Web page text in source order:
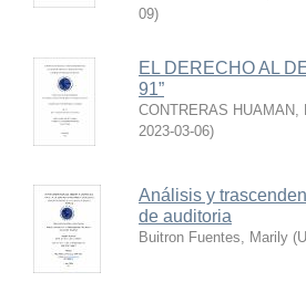
09)
EL DERECHO AL
91”
CONTRERAS HUAMAN,
2023-03-06)
Análisis y
de auditoria
Buitron Fuentes, Marily (